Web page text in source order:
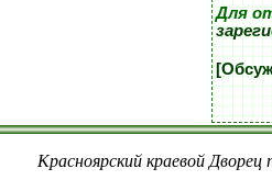
Для
Красноярский краевой